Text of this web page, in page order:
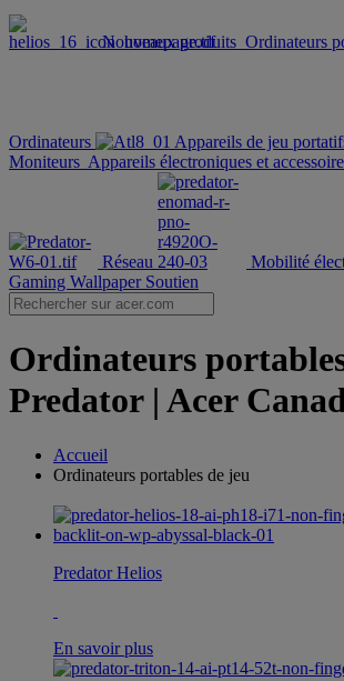
Nouveaux produits Ordinateurs
Ordinateurs
Appareils de jeu
Moniteurs Appareils électroniques et
Réseau
Mobilité
Gaming Wallpaper Soutien
Ordinateurs
Predator | Acer
Accueil
Ordinateurs portables de jeu
Predator Helios
En savoir plus